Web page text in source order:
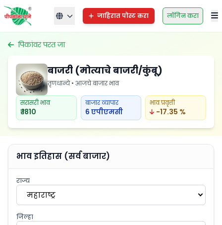
जाहिरात पोस्ट करा लॉगिन करा
पिकांवर परत जा
बाजरी (मोत्याचे बाजरी/कुंबू)
तृणधान्ये • आजचे बाजार भाव
सरासरी भाव
₹ 1810
बाजार व्यापार
6 एपीएमसी
भाव प्रवृत्ती
-17.35 %
भाव इतिहास (सर्व बाजार)
राज्य
महाराष्ट्र
जिल्हा